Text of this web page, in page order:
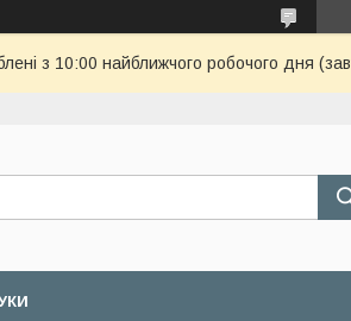
з 10:00 найближчого робочого дня